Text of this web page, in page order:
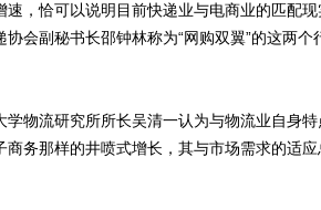
恰可以说明目前快递业与电商业的匹配现
会副秘书长邵钟林称为“网购双翼”的这两
流研究所所长吴清一认为与物流业自身特
商务那样的井喷式增长，其与市场需求的适